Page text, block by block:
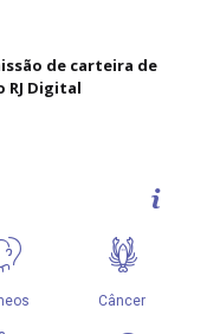
de carteira de
Digital